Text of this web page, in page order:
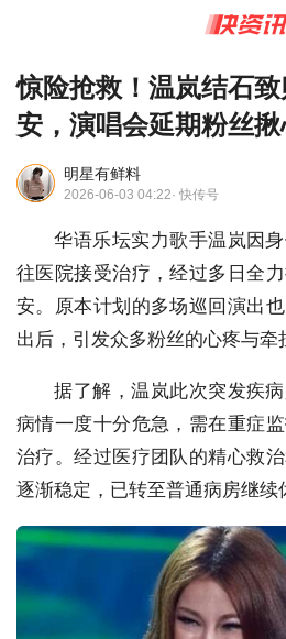
惊险抢救！温岚结石
安，演唱会延期粉丝揪
明星有鲜料
2026-06-03 04:22· 快传号
华语乐坛实力歌手温岚因身
往医院接受治疗，经过多日全
安。原本计划的多场巡回演出
出后，引发众多粉丝的心疼与牵
据了解，温岚此次突发疾病
病情一度十分危急，需在重症
治疗。经过医疗团队的精心救
逐渐稳定，已转至普通病房继续